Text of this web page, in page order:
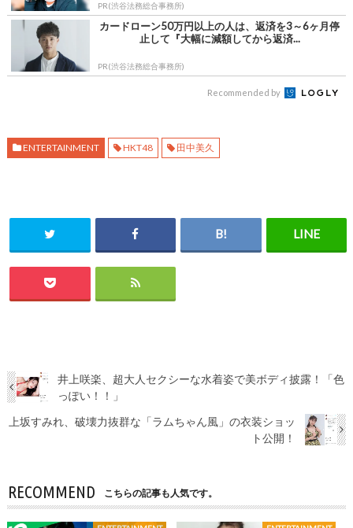
PR(渋谷法務総合事務所)
カードローン50万円以上の人は、返済を3～6ヶ月停
止して『大幅に減額してから返済...
PR(渋谷法務総合事務所)
Recommended by
ENTERTAINMENT HKT48 田中美久
井上咲楽、超大人セクシーな水着姿で美ボディ披露！「色
っぽい！！」
上坂すみれ、破壊力抜群な「ラムちゃん風」の衣装ショッ
ト公開！
RECOMMEND こちらの記事も人気です。